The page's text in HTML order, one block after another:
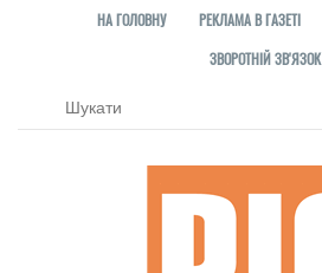
НА ГОЛОВНУ РЕКЛАМА В ГАЗЕТІ
ЗВОРОТНІЙ ЗВ'ЯЗОК